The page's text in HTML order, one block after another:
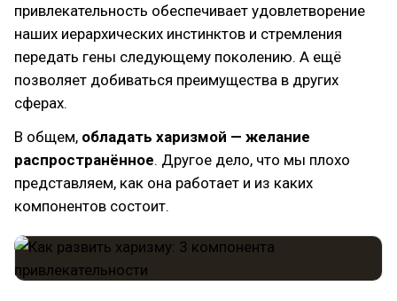
привлекательность обеспечивает удовлетворение
наших иерархических инстинктов и стремления
передать гены следующему поколению. А ещё
позволяет добиваться преимущества в других
сферах.
В общем, обладать харизмой — желание
распространённое. Другое дело, что мы плохо
представляем, как она работает и из каких
компонентов состоит.